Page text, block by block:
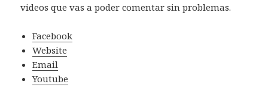
videos que vas a poder comentar sin problemas.
Facebook
Website
Email
Youtube